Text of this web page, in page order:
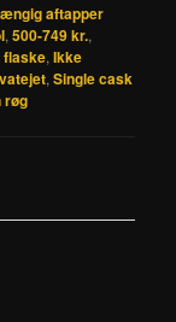
aftapper
,500-749 kr.,
flaske,Ikke
,Single cask
røg